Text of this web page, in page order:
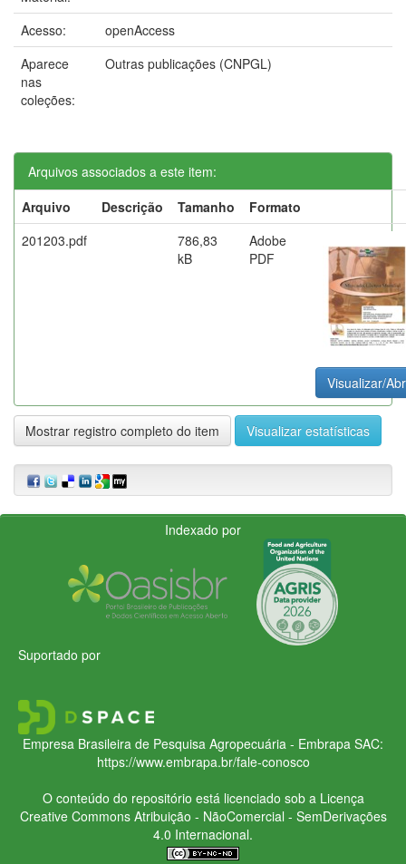
Acesso:
openAccess
Aparece
nas
coleções:
Outras publicações (CNPGL)
Arquivos associados a este item:
Arquivo
Descrição Tamanho
Formato
201203.pdf
786,83
kB
Adobe
PDF
Visualizar/
Mostrar registro completo do item Visualizar estatísticas
Indexado por
Suportado por
Empresa Brasileira de Pesquisa Agropecuária - Embrapa SAC:
https://www.embrapa.br/fale-conosco
O conteúdo do repositório está licenciado sob a Licença
Creative CommonsAtribuição - NãoComercial - SemDerivações
4.0 Internacional.